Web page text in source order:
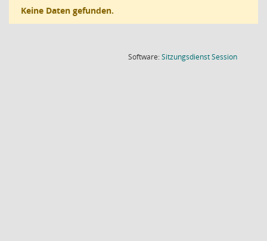
Keine Daten gefunden.
Software:SitzungsdienstSession(Wird in